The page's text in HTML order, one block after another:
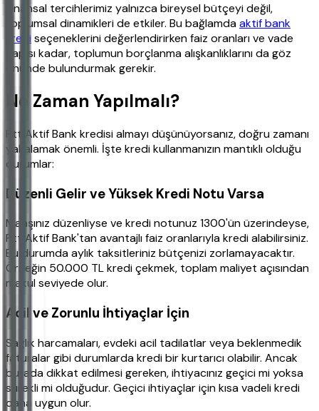
Finansal tercihlerimiz yalnızca bireysel bütçeyi değil,
toplumsal dinamikleri de etkiler. Bu bağlamdaaktif bank
kredi seçeneklerini değerlendirirken faiz oranları ve vade
yapısı kadar, toplumun borçlanma alışkanlıklarını da göz
önünde bulundurmak gerekir.
Ne Zaman Yapılmalı?
Ptt Aktif Bank kredisi almayı düşünüyorsanız, doğru zamanı
yakalamak önemli. İşte kredi kullanmanızın mantıklı olduğu
durumlar:
Düzenli Gelir ve Yüksek Kredi Notu Varsa
Maaşınız düzenliyse ve kredi notunuz 1300'ün üzerindeyse,
Ptt Aktif Bank'tan avantajlı faiz oranlarıyla kredi alabilirsiniz.
Bu durumda aylık taksitleriniz bütçenizi zorlamayacaktır.
Örneğin 50.000 TL kredi çekmek, toplam maliyet açısından
makul seviyede olur.
Acil ve Zorunlu İhtiyaçlar İçin
Sağlık harcamaları, evdeki acil tadilatlar veya beklenmedik
faturalar gibi durumlarda kredi bir kurtarıcı olabilir. Ancak
burada dikkat edilmesi gereken, ihtiyacınız geçici mi yoksa
sürekli mi olduğudur. Geçici ihtiyaçlar için kısa vadeli kredi
daha uygun olur.